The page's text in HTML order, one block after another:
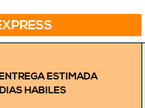
ESTIMADA
HABILES